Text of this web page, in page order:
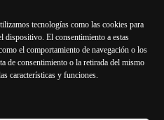
tecnologías como las cookies para
dispositivo. El consentimiento a estas
el comportamiento de navegación o los
de consentimiento o la retirada del mismo
características y funciones.SIGUIENTE